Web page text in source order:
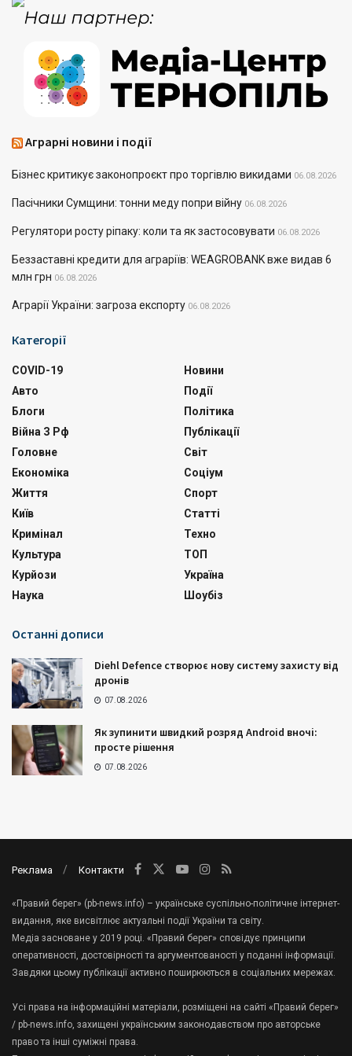
Аграрні новини і події
Бізнес критикує законопроєкт про торгівлю викидами 06.08.2026
Пасічники Сумщини: тонни меду попри війну 06.08.2026
Регулятори росту ріпаку: коли та як застосовувати 06.08.2026
Беззаставні кредити для аграріїв: WEAGROBANK вже видав 6
млн грн 06.08.2026
Аграрії України: загроза експорту 06.08.2026
Категорії
COVID-19
Авто
Блоги
Війна З Рф
Головне
Економіка
Життя
Київ
Кримінал
Культура
Курйози
Наука
Новини
Події
Політика
Публікації
Світ
Соціум
Спорт
Статті
Техно
ТОП
Україна
Шоубіз
Останні дописи
Diehl Defence створює нову систему захисту від
дронів
07.08.2026
Як зупинити швидкий розряд Android вночі:
просте рішення
07.08.2026
Реклама Контакти
«Правий берег» (pb-news.info) – українське суспільно-політичне інтернет-
видання, яке висвітлює актуальні події України та світу.
Медіа засноване у 2019 році. «Правий берег» сповідує принципи
оперативності, достовірності та аргументованості у поданні інформації.
Завдяки цьому публікації активно поширюються в соціальних мережах.
Усі права на інформаційні матеріали, розміщені на сайті «Правий берег»
/ pb-news.info, захищені українським законодавством про авторське
право та інші суміжні права.